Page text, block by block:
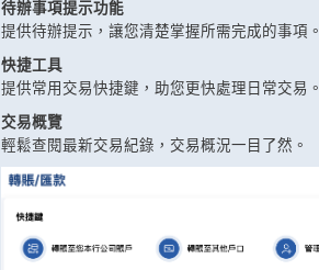
待辦事項提示功能
提供待辦提示，讓您清楚掌握所需完成的事項。
快捷工具
提供常用交易快捷鍵，助您更快處理日常交易。
交易概覽
輕鬆查閱最新交易紀錄，交易概況一目了然。